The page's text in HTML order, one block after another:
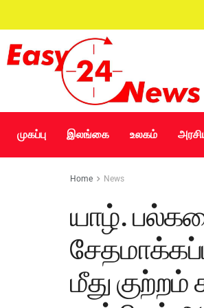
முகப்பு இலங்கை உலகம்
Home News
யாழ்.
மீது